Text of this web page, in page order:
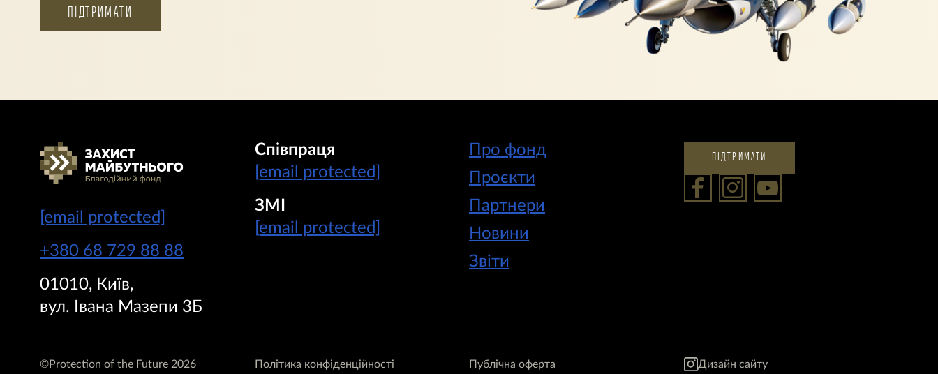
ПІДТРИМАТИ
[email protected]
+380 68 729 88 88
01010, Київ,
вул. Івана Мазепи 3Б
Співпраця
[email protected]
ЗМІ
[email protected]
Про фонд
Проєкти
Партнери
Новини
Звіти
ПІДТРИМАТИ
©Protection of the Future 2026 Політика конфіденційності Публічна оферта Дизайн сайту